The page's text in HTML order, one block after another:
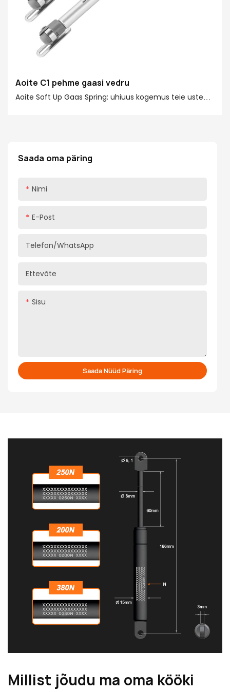
Saada oma päring
Nimi
E-Post
Telefon/WhatsApp
Ettevõte
Sisu
Saada Nüüd Päring
Aoite C1 pehme gaasi vedru
Aoite Soft Up Gaas Spring: uhiuus kogemus teie uste
saab see nendega hõlpsalt hakkama, pakkudes teile
Millist jõudu ma oma kööki